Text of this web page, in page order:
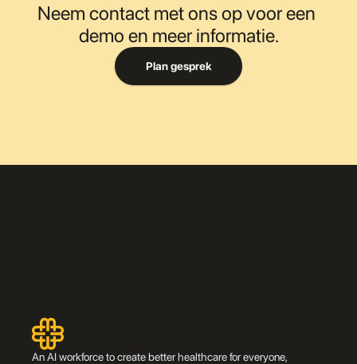
Neem contact met ons op voor een
demo en meer informatie.
Plan gesprek
An AI workforce to create better healthcare for everyone,